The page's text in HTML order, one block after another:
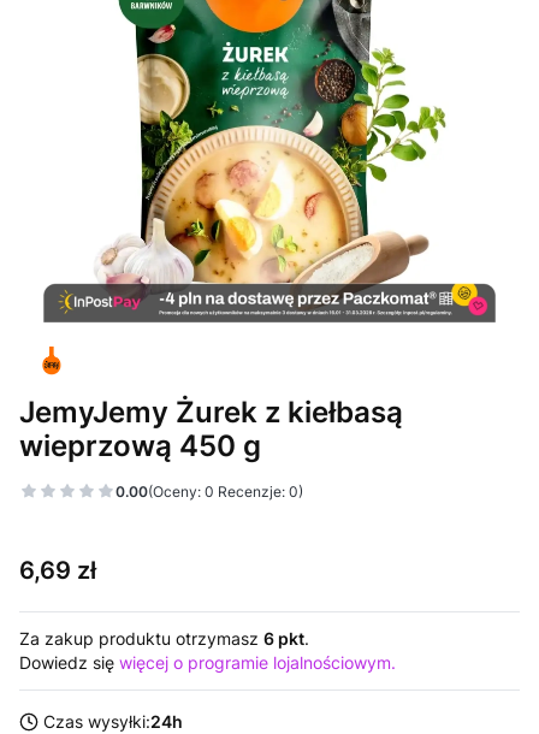
JemyJemy Żurek z kiełbasą
wieprzową 450 g
0.00(Oceny: 0 Recenzje: 0)
Cena
6,69 zł
Za zakup produktu otrzymasz 6 pkt.
Dowiedz się więcej o programie lojalnościowym.
Czas wysyłki:24h